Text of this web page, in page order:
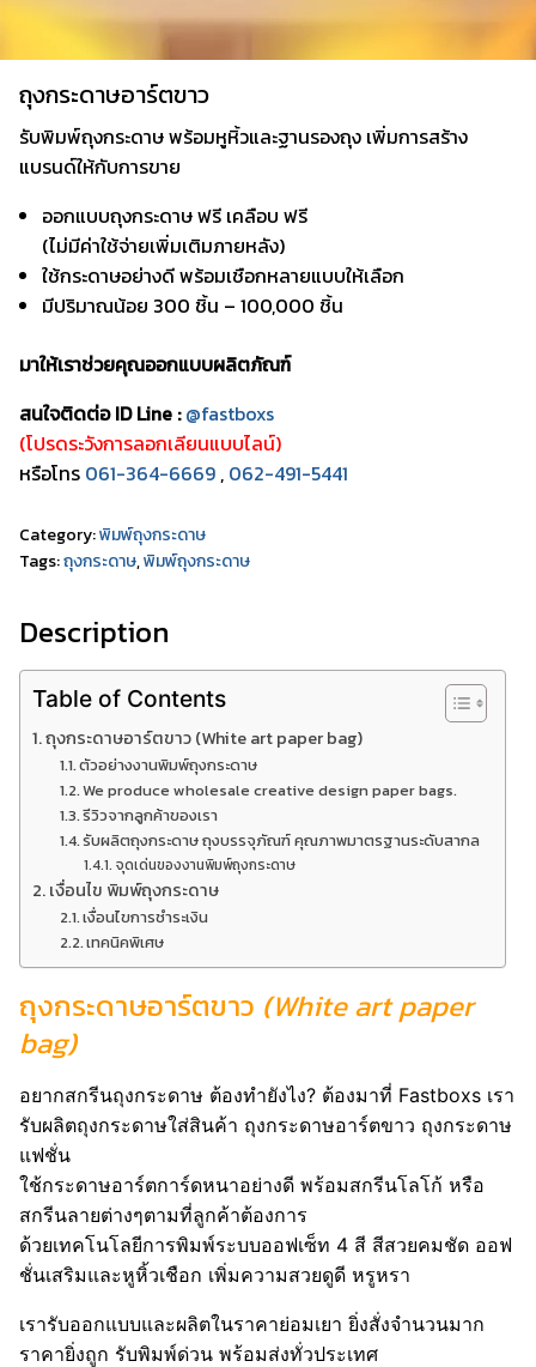
ถุงกระดาษอาร์ตขาว
รับพิมพ์ถุงกระดาษ พร้อมหูหิ้วและฐานรองถุง เพิ่มการสร้าง
แบรนด์ให้กับการขาย
ออกแบบถุงกระดาษ ฟรี เคลือบ ฟรี
(ไม่มีค่าใช้จ่ายเพิ่มเติมภายหลัง)
ใช้กระดาษอย่างดี พร้อมเชือกหลายแบบให้เลือก
มีปริมาณน้อย 300 ชิ้น – 100,000 ชิ้น
มาให้เราช่วยคุณออกแบบผลิตภัณฑ์
สนใจติดต่อ ID Line :@fastboxs
(โปรดระวังการลอกเลียนแบบไลน์)
หรือโทร 061-364-6669 , 062-491-5441
Category:พิมพ์ถุงกระดาษ
Tags:ถุงกระดาษ,พิมพ์ถุงกระดาษ
Description
Table of Contents
ถุงกระดาษอาร์ตขาว (White art paper bag)
ตัวอย่างงานพิมพ์ถุงกระดาษ
We produce wholesale creative design paper bags.
รีวิวจากลูกค้าของเรา
รับผลิตถุงกระดาษ ถุงบรรจุภัณฑ์ คุณภาพมาตรฐานระดับสากล
จุดเด่นของงานพิมพ์ถุงกระดาษ
เงื่อนไข พิมพ์ถุงกระดาษ
เงื่อนไขการชำระเงิน
เทคนิคพิเศษ
ถุงกระดาษอาร์ตขาว (White art paper
bag)
อยากสกรีนถุงกระดาษ ต้องทำยังไง? ต้องมาที่ Fastboxs เรา
รับผลิตถุงกระดาษใส่สินค้า ถุงกระดาษอาร์ตขาว ถุงกระดาษ
แฟชั่น
ใช้กระดาษอาร์ตการ์ดหนาอย่างดี พร้อมสกรีนโลโก้ หรือ
สกรีนลายต่างๆตามที่ลูกค้าต้องการ
ด้วยเทคโนโลยีการพิมพ์ระบบออฟเซ็ท 4 สี สีสวยคมชัด ออฟ
ชั่นเสริมและหูหิ้วเชือก เพิ่มความสวยดูดี หรูหรา
เรารับออกแบบและผลิตในราคาย่อมเยา ยิ่งสั่งจำนวนมาก
ราคายิ่งถูก รับพิมพ์ด่วน พร้อมส่งทั่วประเทศ